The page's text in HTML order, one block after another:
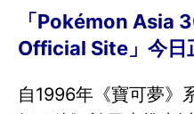
「Pokémon Asia
Official Site」今日
自1996年《寶可夢》